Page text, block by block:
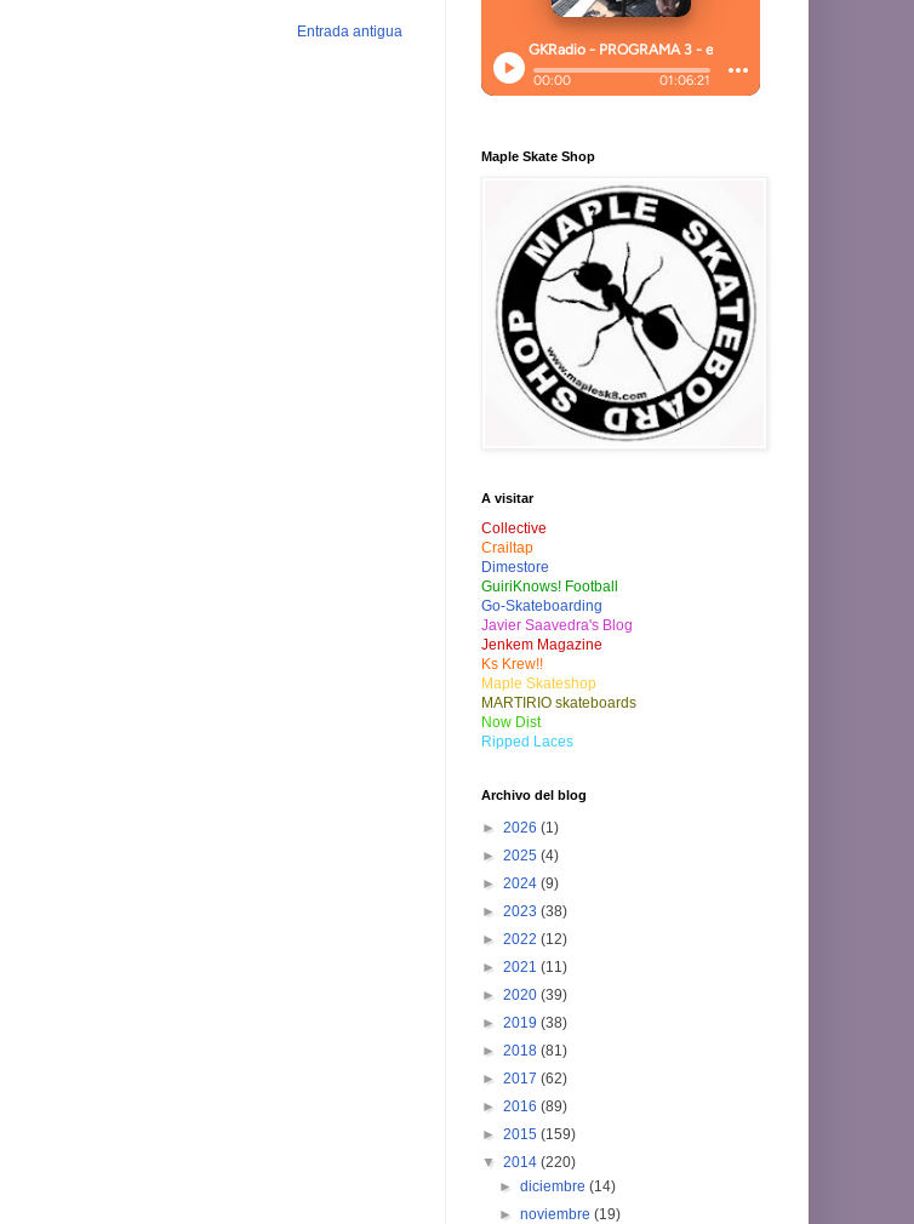
Entrada antigua
Maple Skate Shop
A visitar
Collective
Crailtap
Dimestore
GuiriKnows! Football
Go-Skateboarding
Javier Saavedra's Blog
Jenkem Magazine
Ks Krew!!
Maple Skateshop
MARTIRIO skateboards
Now Dist
Ripped Laces
Archivo del blog
► 2026 (1)
► 2025 (4)
► 2024 (9)
► 2023 (38)
► 2022 (12)
► 2021 (11)
► 2020 (39)
► 2019 (38)
► 2018 (81)
► 2017 (62)
► 2016 (89)
► 2015 (159)
▼ 2014 (220)
►diciembre(14)
►noviembre(19)